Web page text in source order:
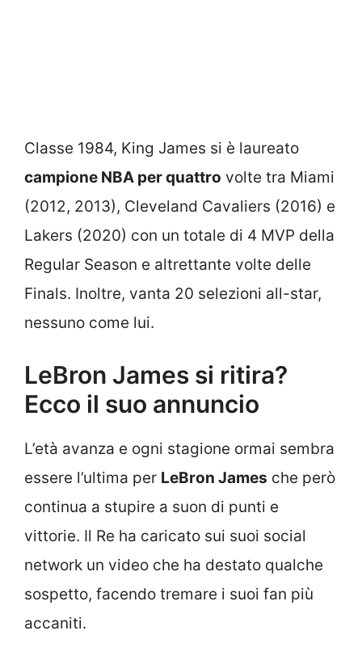
Classe 1984, King James si è laureato
campione NBA per quattro volte tra Miami
(2012, 2013), Cleveland Cavaliers (2016) e
Lakers (2020) con un totale di 4 MVP della
Regular Season e altrettante volte delle
Finals. Inoltre, vanta 20 selezioni all-star,
nessuno come lui.
LeBron James si ritira?
Ecco il suo annuncio
L’età avanza e ogni stagione ormai sembra
essere l’ultima per LeBron James che però
continua a stupire a suon di punti e
vittorie. Il Re ha caricato sui suoi social
network un video che ha destato qualche
sospetto, facendo tremare i suoi fan più
accaniti.